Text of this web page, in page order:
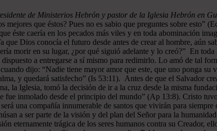
de Ministerios Hebrón y pastor de la Iglesia Hebrón en
que éstos? Pues no es sabio que preguntes sobre esto”
éste caería en los pecados más viles y en toda abominación
que Dios conocía el futuro desde antes de crear al hombre, aún
morir en su lugar, ¿por qué siguió adelante y lo creó?” En
a entregarse a sí mismo para redimirlo. Lo amó de tal
dijo: “Nadie tiene mayor amor que este, que uno ponga su
y quedará satisfecho” (Is 53:11). Antes de que el Salvador
la Iglesia, tomó la decisión de ir a la cruz desde la misma
fue inmolado desde el principio del mundo” (Ap 13:8). Cristo
una compañía innumerable de santos que vivirán para
a ser parte de la visión y del plan del Señor para la
eternamente trágica de los seres humanos contra su Creador,